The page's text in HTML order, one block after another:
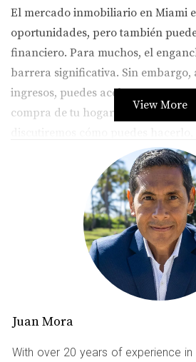
El mercado inmobiliario en Miami
oportunidades, pero también
financiero. Para muchos, el
barrera significativa. Sin embargo,
ingresos, puedes acelerar este
compra de tu hogar ideal. En este
inspiraremos con historias de
recorrido este camino
Estrategias para
Aumentar tus ingresos no siempre
horas en tu empleo actual. Hay
puedes considerar para mejorar tu
Trabajos secundarios
Una forma efectiva de aumentar
View More
Juan Mora
With over 20 years of experience